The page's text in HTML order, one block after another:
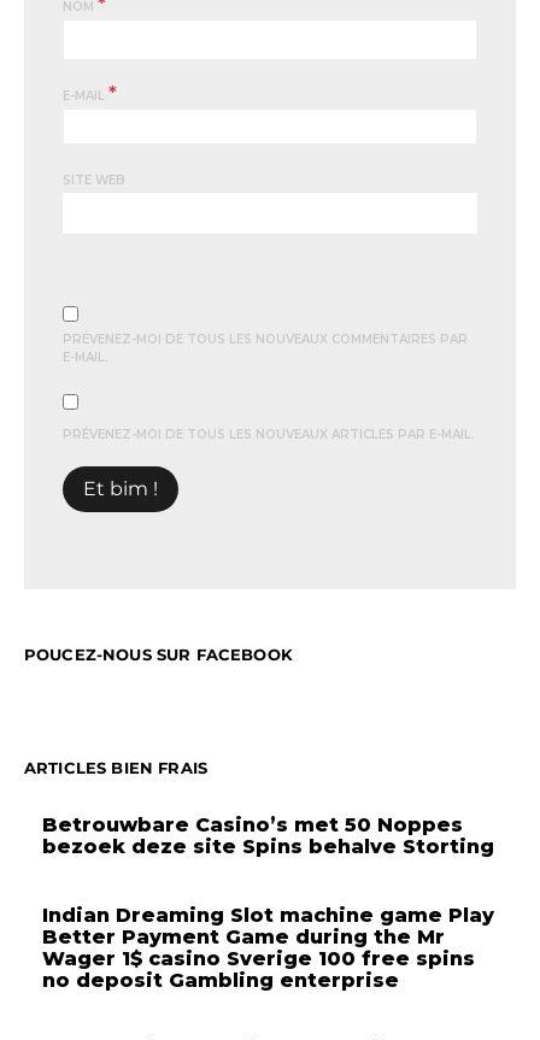
NOM
E-MAIL *
SITE WEB
PRÉVENEZ-MOI DE TOUS LES NOUVEAUX COMMENTAIRES PAR
E-MAIL.
PRÉVENEZ-MOI DE TOUS LES NOUVEAUX ARTICLES PAR E-MAIL.
POUCEZ-NOUS SUR FACEBOOK
ARTICLES BIEN FRAIS
Betrouwbare Casino’s met 50 Noppes
bezoek deze site Spins behalve Storting
Indian Dreaming Slot machine game Play
Better Payment Game during the Mr
Wager 1$ casino Sverige 100 free spins
no deposit Gambling enterprise